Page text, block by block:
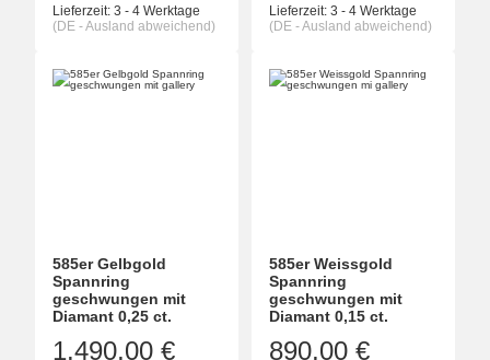
Lieferzeit: 3 - 4 Werktage
(DE - Ausland abweichend)
Lieferzeit: 3 - 4 Werktage
(DE - Ausland abweichend)
585er Gelbgold
Spannring
geschwungen mit
Diamant 0,25 ct.
1.490,00 €
585er Weissgold
Spannring
geschwungen mit
Diamant 0,15 ct.
890,00 €